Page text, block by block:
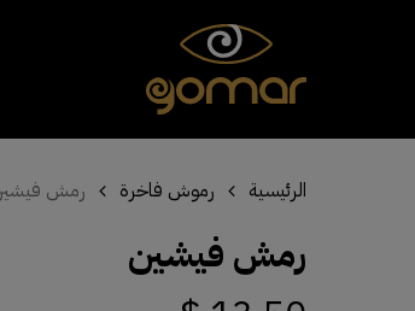
الرئيسية رموش فاخرة رمش
رمش فيشين